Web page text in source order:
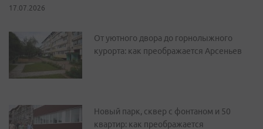
17.07.2026
От уютного двора до горнолыжного
курорта: как преображается Арсеньев
Новый парк, сквер с фонтаном и 50
квартир: как преображается